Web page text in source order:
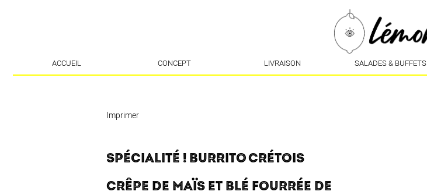
ACCUEIL CONCEPT LIVRAISON SALADES & BUFFETS
Imprimer
SPÉCIALITÉ ! BURRITO CRÉTOIS
CRÊPE DE MAÏS ET BLÉ FOURRÉE DE